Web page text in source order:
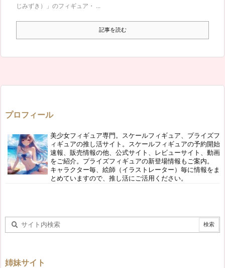
じみずき）」のフィギュア・ ...
記事を読む
プロフィール
美少女フィギュア専門。スケールフィギュア、プライズフ
ィギュアの推し活サイト。スケールフィギュアの予約開始
速報、販売情報の他、公式サイト、レビューサイト、動画
をご紹介。プライズフィギュアの新登場情報もご案内。
キャラクター毎、絵師（イラストレーター）毎に情報をま
とめていますので、推し活にご活用ください。
姉妹サイト